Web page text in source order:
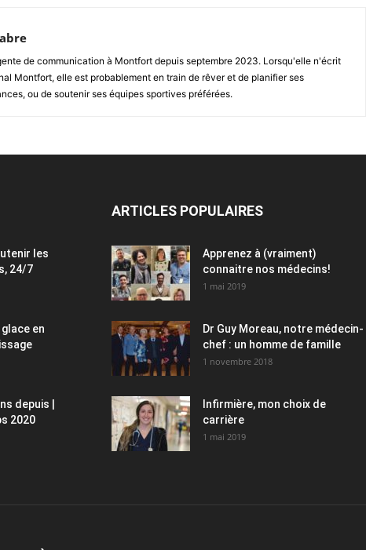
de communication à Montfort depuis septembre 2023. Lorsqu'elle n'écrit
Montfort, elle est probablement en train de rêver et de planifier ses
ou de soutenir ses équipes sportives préférées.
les
24/7
en
depuis |
2020
ARTICLES POPULAIRES
Apprenez à (vraiment)
connaitre nos médecins!
1 mai 2019
Dr Guy Moreau, notre médecin-
chef : un homme de famille
1 novembre 2018
Infirmière, mon choix de
carrière
1 mai 2019